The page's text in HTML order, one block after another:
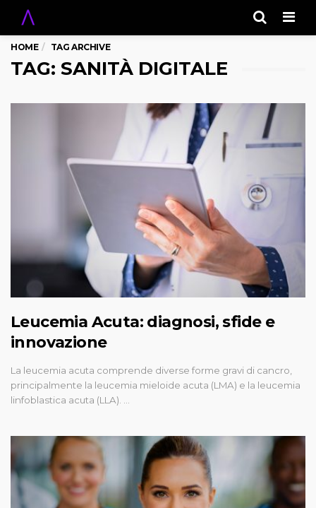
HOME TAG ARCHIVE
TAG: SANITÀ DIGITALE
Leucemia Acuta: diagnosi, sfide e
innovazione
La leucemia acuta comprende diverse forme gravi di cancro,
principalmente la leucemia mieloide acuta (LMA) e la leucemia
linfoblastica acuta (LLA). …